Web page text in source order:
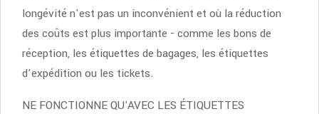
longévité n'est pas un inconvénient et où la réduction
des coûts est plus importante - comme les bons de
réception, les étiquettes de bagages, les étiquettes
d'expédition ou les tickets.
NE FONCTIONNE QU'AVEC LES ÉTIQUETTES